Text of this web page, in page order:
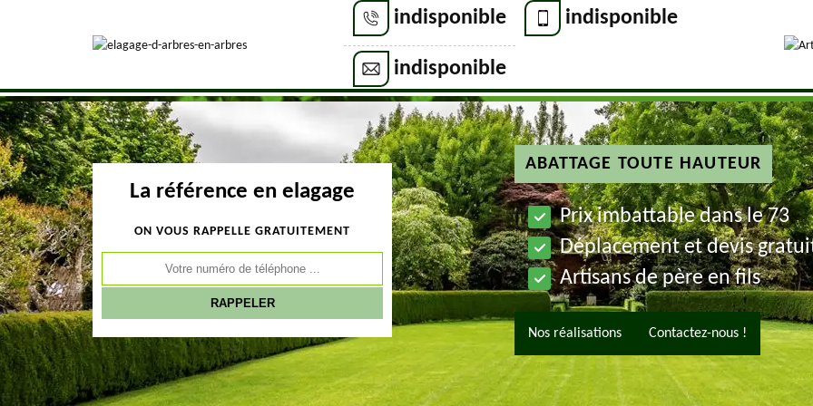
indisponible indisponible
indisponible
La référence en elagage
ON VOUS RAPPELLE GRATUITEMENT
ABATTAGE TOUTE HAUTEUR
Prix imbattable dans le 73
Déplacement et devis
Artisans de père en fils
Nos réalisations Contactez-nous !